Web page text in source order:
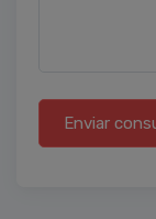
Enviar